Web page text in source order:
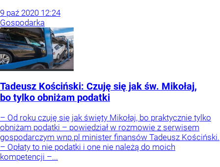
9 paź 2020 12:24
Gospodarka
Tadeusz Kościński: Czuję się jak św. Mikołaj,
bo tylko obniżam podatki
– Od roku czuję się jak święty Mikołaj, bo praktycznie tylko
obniżam podatki – powiedział w rozmowie z serwisem
gospodarczym wnp.pl minister finansów Tadeusz Kościński.
– Opłaty to nie podatki i one nie należą do moich
kompetencji –...